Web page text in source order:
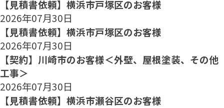
【見積書依頼】横浜市戸塚区のお客様
2026年07月30日
【見積書依頼】横浜市戸塚区のお客様
2026年07月30日
【契約】川崎市のお客様＜外壁、屋根塗装、その他
工事＞
2026年07月30日
【見積書依頼】横浜市瀬谷区のお客様